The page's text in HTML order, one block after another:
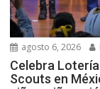
agosto 6, 2026
Celebra
Scouts en